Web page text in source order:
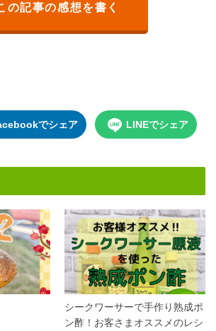
の記事の感想を書く
でシェア LINEでシェア
シークワーサーで手作り熟成ポ
ン酢！お客さまオススメのレシ